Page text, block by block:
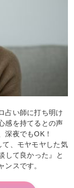
占い師に打ち明け
感を持てるとの声
深夜でもOK！
て、モヤモヤした気
して良かった』と
スです。